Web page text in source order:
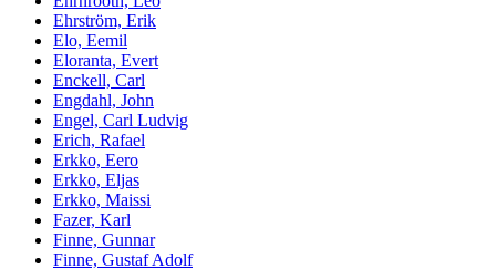
Ehrström, Erik
Elo, Eemil
Eloranta, Evert
Enckell, Carl
Engdahl, John
Engel, Carl Ludvig
Erich, Rafael
Erkko, Eero
Erkko, Eljas
Erkko, Maissi
Fazer, Karl
Finne, Gunnar
Finne, Gustaf Adolf